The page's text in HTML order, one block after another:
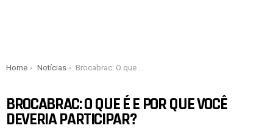
You are here:
Home Notícias Brocabrac: O que é e por que você deveria participar?
BROCABRAC: O QUE É E POR QUE VOCÊ
DEVERIA PARTICIPAR?